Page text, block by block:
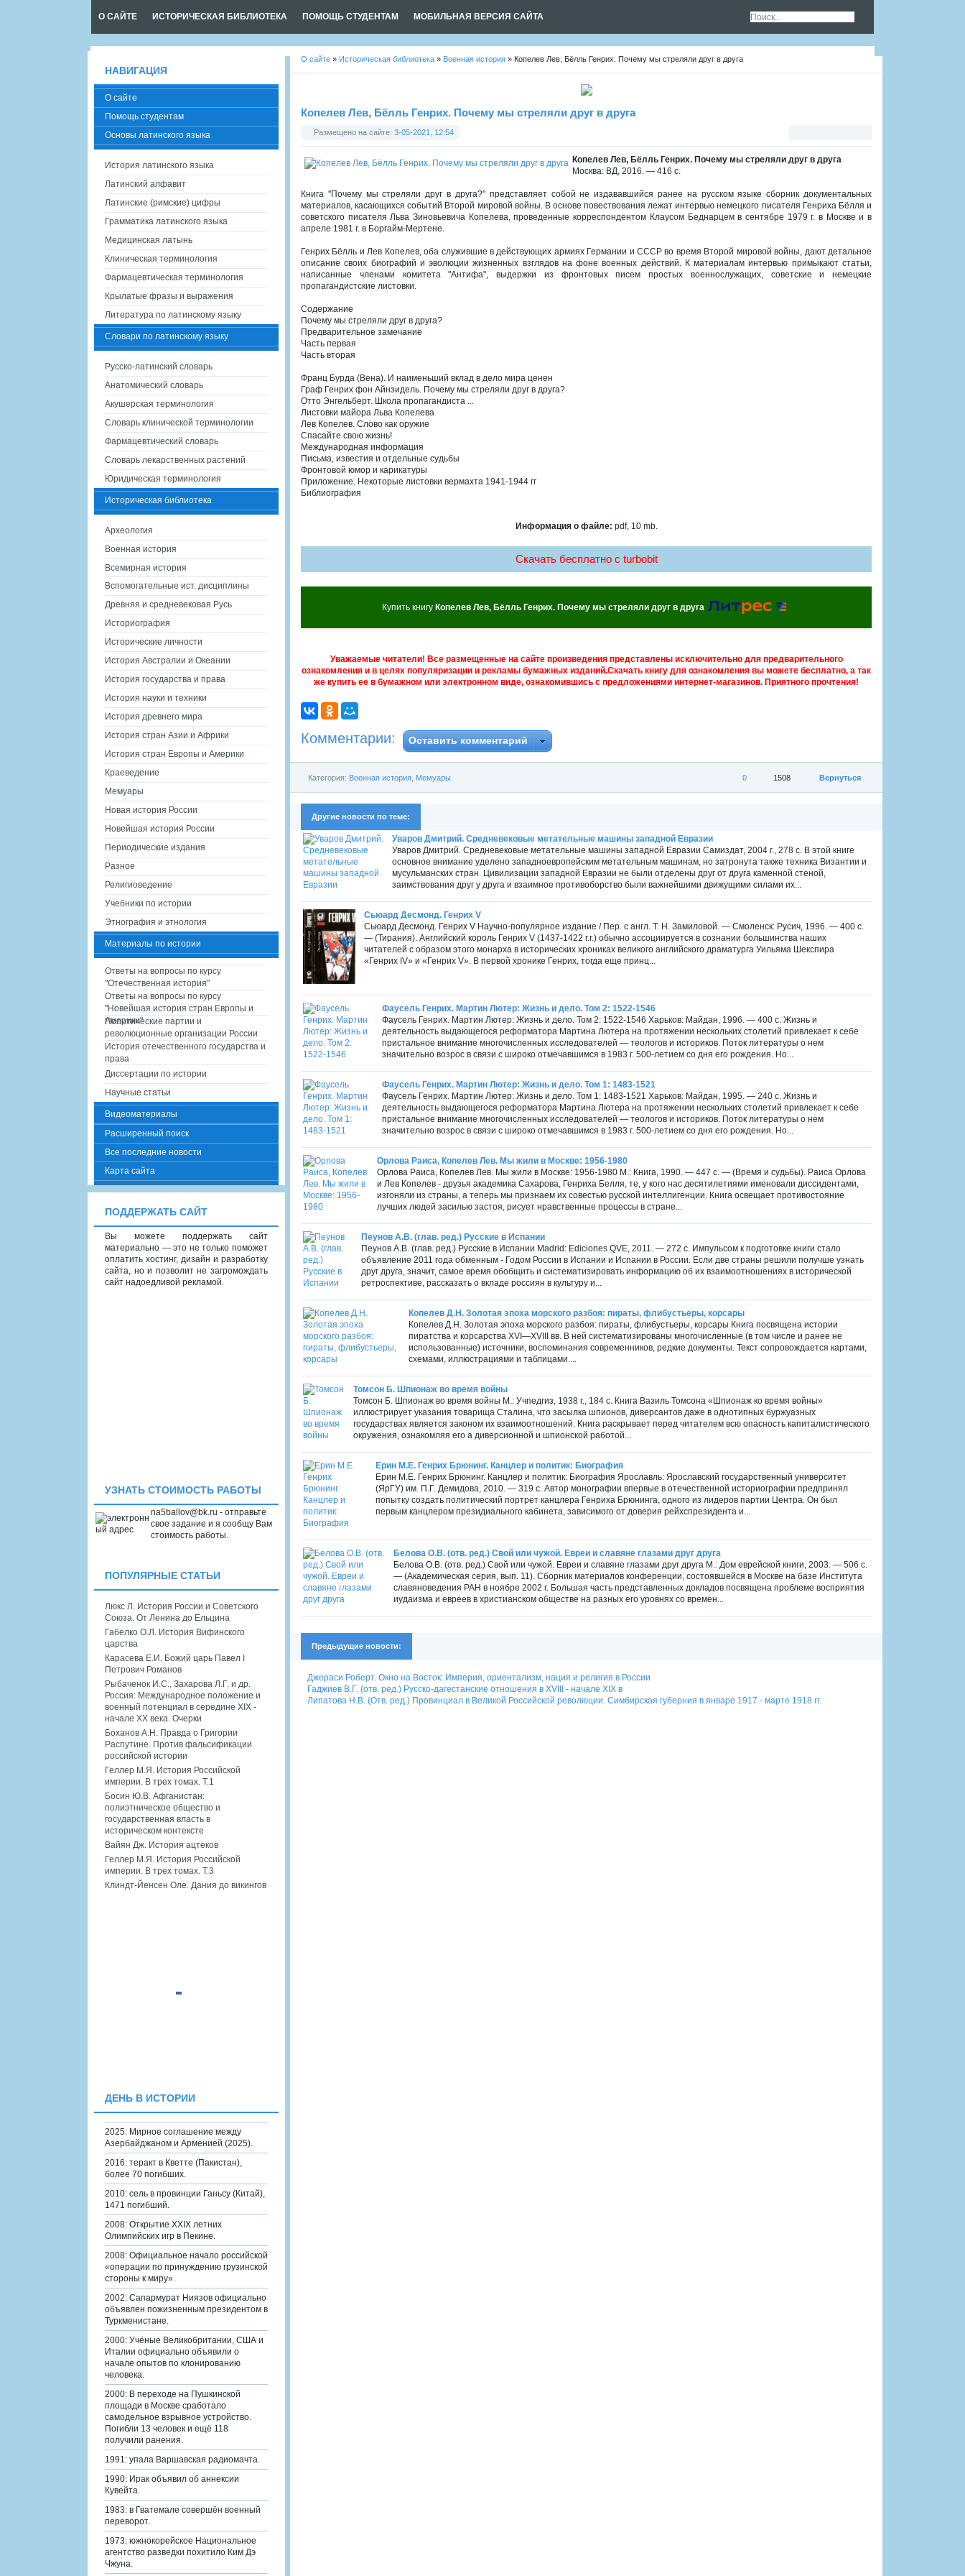
О САЙТЕ ИСТОРИЧЕСКАЯ БИБЛИОТЕКА ПОМОЩЬ СТУДЕНТАМ МОБИЛЬНАЯ ВЕРСИЯ САЙТА
О сайте » Историческая библиотека » Военная история » Копелев Лев, Бёлль Генрих. Почему мы стреляли друг в друга
Копелев Лев, Бёлль Генрих. Почему мы стреляли друг в друга
Размещено на сайте: 3-05-2021, 12:54
Копелев Лев, Бёлль Генрих. Почему мы стреляли друг в друга
Москва: ВД, 2016. — 416 с.
Книга "Почему мы стреляли друг в друга?" представляет собой не издававшийся ранее на русском языке сборник документальных
материалов, касающихся событий Второй мировой войны. В основе повествования лежат интервью немецкого писателя Генриха Бёлля и
советского писателя Льва Зиновьевича Копелева, проведенные корреспондентом Клаусом Беднарцем в сентябре 1979 г. в Москве и в
апреле 1981 г. в Боргайм-Мертене.
Генрих Бёлль и Лев Копелев, оба служившие в действующих армиях Германии и СССР во время Второй мировой войны, дают детальное
описание своих биографий и эволюции жизненных взглядов на фоне военных действий. К материалам интервью примыкают статьи,
написанные членами комитета "Антифа", выдержки из фронтовых писем простых военнослужащих, советские и немецкие
пропагандистские листовки.
Содержание
Почему мы стреляли друг в друга?
Предварительное замечание
Часть первая
Часть вторая
Франц Бурда (Вена). И наименьший вклад в дело мира ценен
Граф Генрих фон Айнзидель. Почему мы стреляли друг в друга?
Отто Энгельберт. Школа пропагандиста ...
Листовки майора Льва Копелева
Лев Копелев. Слово как оружие
Спасайте свою жизнь!
Международная информация
Письма, известия и отдельные судьбы
Фронтовой юмор и карикатуры
Приложение. Некоторые листовки вермахта 1941-1944 гг
Библиография
Информация о файле: pdf, 10 mb.
Скачать бесплатно c turbobit
Купить книгу Копелев Лев, Бёлль Генрих. Почему мы стреляли друг в друга
Уважаемые читатели! Все размещенные на сайте произведения представлены исключительно для предварительного
ознакомления и в целях популяризации и рекламы бумажных изданий.Скачать книгу для ознакомления вы можете бесплатно, а так
же купить ее в бумажном или электронном виде, ознакомившись с предложениями интернет-магазинов. Приятного прочтения!
Комментарии: Оставить комментарий
Вернуться
1508
0
Категория: Военная история Мемуары
Другие новости по теме:
Уваров Дмитрий. Средневековые метательные машины западной Евразии
Уваров Дмитрий. Средневековые метательные машины западной Евразии Самиздат, 2004 г., 278 с. В этой книге
основное внимание уделено западноевропейским метательным машинам, но затронута также техника Византии и
мусульманских стран. Цивилизации западной Евразии не были отделены друг от друга каменной стеной,
заимствования друг у друга и взаимное противоборство были важнейшими движущими силами их...
Сьюард Десмонд. Генрих V
Сьюард Десмонд. Генрих V Научно-популярное издание / Пер. с англ. Т. Н. Замиловой. — Смоленск: Русич, 1996. — 400 с.
— (Тирания). Английский король Генрих V (1437-1422 г.г.) обычно ассоциируется в сознании большинства наших
читателей с образом этого монарха в исторических хрониках великого английского драматурга Уильяма Шекспира
«Генрих IV» и «Генрих V». В первой хронике Генрих, тогда еще принц...
Фаусель Генрих. Мартин Лютер: Жизнь и дело. Том 2: 1522-1546
Фаусель Генрих. Мартин Лютер: Жизнь и дело. Том 2: 1522-1546 Харьков: Майдан, 1996. — 400 с. Жизнь и
деятельность выдающегося реформатора Мартина Лютера на протяжении нескольких столетий привлекает к себе
пристальное внимание многочисленных исследователей — теологов и историков. Поток литературы о нем
значительно возрос в связи с широко отмечавшимся в 1983 г. 500-летием со дня его рождения. Но...
Фаусель Генрих. Мартин Лютер: Жизнь и дело. Том 1: 1483-1521
Фаусель Генрих. Мартин Лютер: Жизнь и дело. Том 1: 1483-1521 Харьков: Майдан, 1995. — 240 с. Жизнь и
деятельность выдающегося реформатора Мартина Лютера на протяжении нескольких столетий привлекает к себе
пристальное внимание многочисленных исследователей — теологов и историков. Поток литературы о нем
значительно возрос в связи с широко отмечавшимся в 1983 г. 500-летием со дня его рождения. Но...
Орлова Раиса, Копелев Лев. Мы жили в Москве: 1956-1980
Орлова Раиса, Копелев Лев. Мы жили в Москве: 1956-1980 М.: Книга, 1990. — 447 с. — (Время и судьбы). Раиса Орлова
и Лев Копелев - друзья академика Сахарова, Генриха Белля, те, у кого нас десятилетиями именовали диссидентами,
изгоняли из страны, а теперь мы признаем их совестью русской интеллигенции. Книга освещает противостояние
лучших людей засилью застоя, рисует нравственные процессы в стране...
Пеунов А.В. (глав. ред.) Русские в Испании
Пеунов А.В. (глав. ред.) Русские в Испании Madrid: Ediciones QVE, 2011. — 272 с. Импульсом к подготовке книги стало
объявление 2011 года обменным - Годом России в Испании и Испании в России. Если две страны решили получше узнать
друг друга, значит, самое время обобщить и систематизировать информацию об их взаимоотношениях в исторической
ретроспективе, рассказать о вкладе россиян в культуру и...
Копелев Д.Н. Золотая эпоха морского разбоя: пираты, флибустьеры, корсары
Копелев Д.Н. Золотая эпоха морского разбоя: пираты, флибустьеры, корсары Книга посвящена истории
пиратства и корсарства XVI—XVIII вв. В ней систематизированы многочисленные (в том числе и ранее не
использованные) источники, воспоминания современни­ков, редкие документы. Текст сопровождается картами,
схемами, иллюстрациями и таблицами....
Томсон Б. Шпионаж во время войны
Томсон Б. Шпионаж во время войны М.: Учпедгиз, 1938 г., 184 с. Книга Вазиль Томсона «Шпионаж ко время войны»
иллюстрирует указания товарища Сталина, что засылка шпионов, диверсантов даже в однотипных буржуазных
государствах является законом их взаимоотношений. Книга раскрывает перед читателем всю опасность капиталистического
окружения, ознакомляя его а диверсионной и шпионской работой...
Ерин М.Е. Генрих Брюнинг. Канцлер и политик: Биография
Ерин М.Е. Генрих Брюнинг. Канцлер и политик: Биография Ярославль: Ярославский государственный университет
(ЯрГУ) им. П.Г. Демидова, 2010. — 319 c. Автор монографии впервые в отечественной историографии предпринял
попытку создать политический портрет канцлера Генриха Брюнинга, одного из лидеров партии Центра. Он был
первым канцлером президиального кабинета, зависимого от доверия рейхспрезидента и...
Белова О.В. (отв. ред.) Свой или чужой. Евреи и славяне глазами друг друга
Белова О.В. (отв. ред.) Свой или чужой. Евреи и славяне глазами друг друга М.: Дом еврейской книги, 2003. — 506 с.
— (Академическая серия, вып. 11). Сборник материалов конференции, состоявшейся в Москве на базе Института
славяноведения РАН в ноябре 2002 г. Большая часть представленных докладов посвящена проблеме восприятия
иудаизма и евреев в христианском обществе на разных его уровнях со времен...
Предыдущие новости:
Джераси Роберт. Окно на Восток: Империя, ориентализм, нация и религия в России
Гаджиев В.Г. (отв. ред.) Русско-дагестанские отношения в XVIII - начале XIX в
Липатова Н.В. (Отв. ред.) Провинциал в Великой Российской революции. Симбирская губерния в январе 1917 - марте 1918 гг.
НАВИГАЦИЯ
О сайте
Помощь студентам
Основы латинского языка
История латинского языка
Латинский алфавит
Латинские (римские) цифры
Грамматика латинского языка
Медицинская латынь
Клиническая терминология
Фармацевтическая терминология
Крылатые фразы и выражения
Литература по латинскому языку
Словари по латинскому языку
Русско-латинский словарь
Анатомический словарь
Акушерская терминология
Словарь клинической терминологии
Фармацевтический словарь
Словарь лекарственных растений
Юридическая терминология
Историческая библиотека
Археология
Военная история
Всемирная история
Вспомогательные ист. дисциплины
Древняя и средневековая Русь
Историография
Исторические личности
История Австралии и Океании
История государства и права
История науки и техники
История древнего мира
История стран Азии и Африки
История стран Европы и Америки
Краеведение
Мемуары
Новая история России
Новейшая история России
Периодические издания
Разное
Религиоведение
Учебники по истории
Этнография и этнология
Материалы по истории
Ответы на вопросы по курсу
"Отечественная история"
Ответы на вопросы по курсу
"Новейшая история стран Европы и
Америки"
Политические партии и
революционные организации России
История отечественного государства и
права
Диссертации по истории
Научные статьи
Видеоматериалы
Расширенный поиск
Все последние новости
Карта сайта
ПОДДЕРЖАТЬ САЙТ
Вы можете поддержать сайт
материально — это не только поможет
оплатить хостинг, дизайн и разработку
сайта, но и позволит не загромождать
сайт надоедливой рекламой.
УЗНАТЬ СТОИМОСТЬ РАБОТЫ
na5ballov@bk.ru - отправьте
свое задание и я сообщу Вам
стоимость работы.
ПОПУЛЯРНЫЕ СТАТЬИ
Люкс Л. История России и Советского
Союза. От Ленина до Ельцина
Габелко О.Л. История Вифинского
царства
Карасева Е.И. Божий царь Павел I
Петрович Романов
Рыбаченок И.С., Захарова Л.Г. и др.
Россия: Международное положение и
военный потенциал в середине XIX -
начале XX века. Очерки
Боханов А.Н. Правда о Григории
Распутине. Против фальсификации
российской истории
Геллер М.Я. История Российской
империи. В трех томах. Т.1
Босин Ю.В. Афганистан:
полиэтническое общество и
государственная власть в
историческом контексте
Вайян Дж. История ацтеков
Геллер М.Я. История Российской
империи. В трех томах. Т.3
Клиндт-Йенсен Оле. Дания до викингов
ДЕНЬ В ИСТОРИИ
2025: Мирное соглашение между
Азербайджаном и Арменией (2025).
2016: теракт в Кветте (Пакистан),
более 70 погибших.
2010: сель в провинции Ганьсу (Китай),
1471 погибший.
2008: Открытие XXIX летних
Олимпийских игр в Пекине.
2008: Официальное начало российской
«операции по принуждению грузинской
стороны к миру».
2002: Сапармурат Ниязов официально
объявлен пожизненным президентом в
Туркменистане.
2000: Учёные Великобритании, США и
Италии официально объявили о
начале опытов по клонированию
человека.
2000: В переходе на Пушкинской
площади в Москве сработало
самодельное взрывное устройство.
Погибли 13 человек и ещё 118
получили ранения.
1991: упала Варшавская радиомачта.
1990: Ирак объявил об аннексии
Кувейта.
1983: в Гватемале совершён военный
переворот.
1973: южнокорейское Национальное
агентство разведки похитило Ким Дэ
Чжуна.